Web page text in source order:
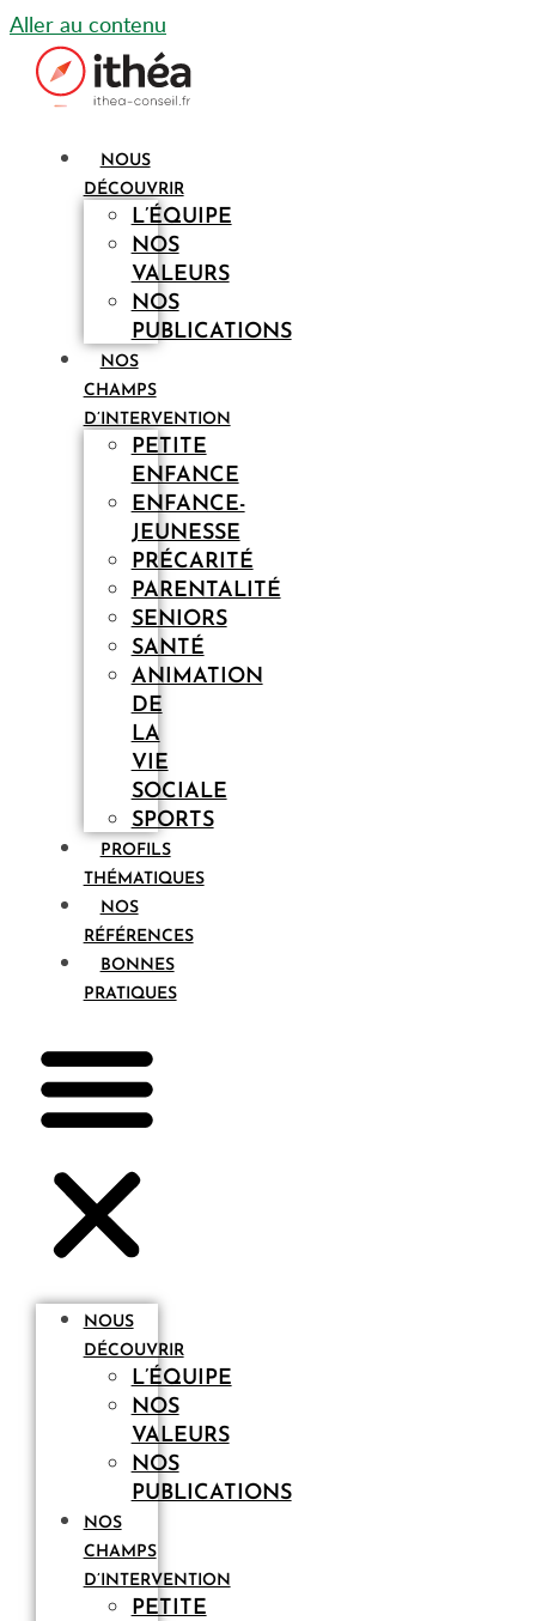
Aller au contenu
NOUS
DÉCOUVRIR
L’ÉQUIPE
NOS
VALEURS
NOS
PUBLICATIONS
NOS
CHAMPS
D’INTERVENTION
PETITE
ENFANCE
ENFANCE-
JEUNESSE
PRÉCARITÉ
PARENTALITÉ
SENIORS
SANTÉ
ANIMATION
DE
LA
VIE
SOCIALE
SPORTS
PROFILS
THÉMATIQUES
NOS
RÉFÉRENCES
BONNES
PRATIQUES
NOUS
DÉCOUVRIR
L’ÉQUIPE
NOS
VALEURS
NOS
PUBLICATIONS
NOS
CHAMPS
D’INTERVENTION
PETITE